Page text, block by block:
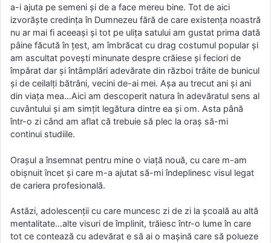
a-i ajuta pe semeni şi de a face mereu bine. Tot de aici
izvorăşte credinţa în Dumnezeu fără de care existenţa noastră
nu ar mai fi aceeaşi şi tot pe uliţa satului am gustat prima dată
pâine făcută în ţest, am îmbrăcat cu drag costumul popular şi
am ascultat poveşti minunate despre crăiese şi feciori de
împărat dar şi întâmplări adevărate din război trăite de bunicul
şi de ceilalţi bătrâni, vecini de-ai mei. Aşa au trecut ani şi ani
din viaţa mea…Aici am descoperit natura în adevăratul sens al
cuvântului şi am simţit legătura dintre ea şi om. Asta până
într-o zi când am aflat că trebuie să plec la oraş să-mi
continui studiile.
Oraşul a însemnat pentru mine o viaţă nouă, cu care m-am
obişnuit încet şi care m-a ajutat să-mi îndeplinesc visul legat
de cariera profesională.
Astăzi, adolescenţii cu care muncesc zi de zi la şcoală au altă
mentalitate…alte visuri de împlinit, trăiesc într-o lume în care
tot ce contează cu adevărat e să ai o maşină care să polueze